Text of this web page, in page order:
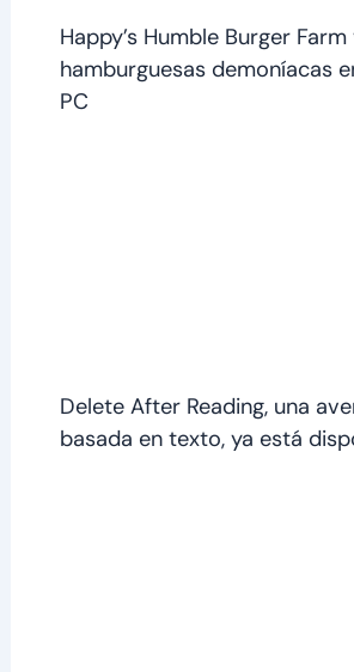
Happy’s Humble Burger
hamburguesas demoníacas
PC
Delete After Reading, una
basada en texto, ya está